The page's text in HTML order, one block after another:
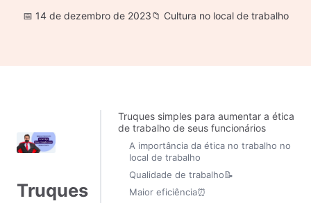
14 de dezembro de 2023 Cultura no local de trabalho
Truques
Truques simples para aumentar a ética
de trabalho de seus funcionários
A importância da ética no trabalho no
local de trabalho
Qualidade de trabalho📝
Maior eficiência⏰